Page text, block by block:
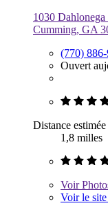
1030
Cumming, GA
(770)
Ouvert
Distance estimée
1,8 milles
Voir
Voir le